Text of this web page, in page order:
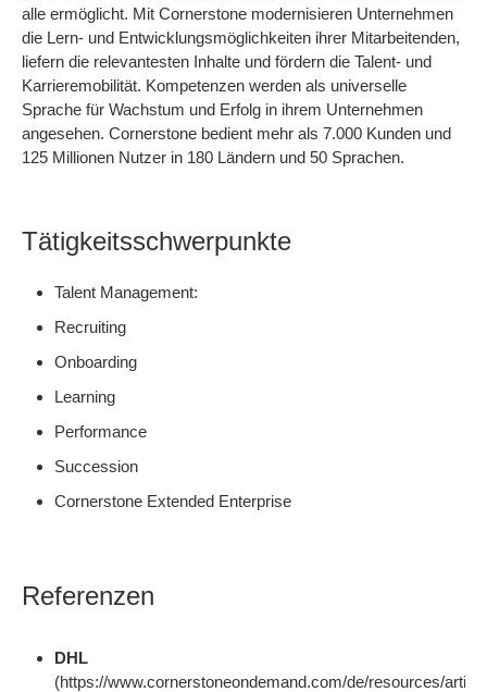
alle ermöglicht. Mit Cornerstone modernisieren Unternehmen
die Lern- und Entwicklungsmöglichkeiten ihrer Mitarbeitenden,
liefern die relevantesten Inhalte und fördern die Talent- und
Karrieremobilität. Kompetenzen werden als universelle
Sprache für Wachstum und Erfolg in ihrem Unternehmen
angesehen. Cornerstone bedient mehr als 7.000 Kunden und
125 Millionen Nutzer in 180 Ländern und 50 Sprachen.
Tätigkeitsschwerpunkte
Talent Management:
Recruiting
Onboarding
Learning
Performance
Succession
Cornerstone Extended Enterprise
Referenzen
DHL
(https://www.cornerstoneondemand.com/de/resources/